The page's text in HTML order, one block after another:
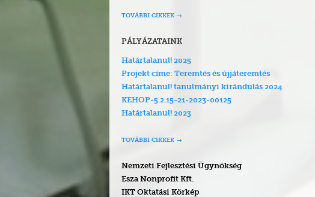
TOVÁBBI CIKKEK
PÁLYÁZATAINK
Határtalanul! 2025
Projekt címe: Teremtés és újjáteremtés
Határtalanul! tanulmányi kirándulás 2024
KEHOP-5.2.15-21-2023-00125
Határtalanul! 2023
TOVÁBBI CIKKEK
Nemzeti Fejlesztési Ügynökség
Esza Nonprofit Kft.
IKT Oktatási Körkép